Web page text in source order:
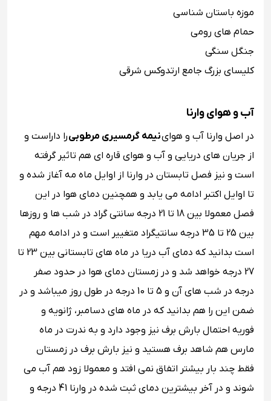
موزه باستان شناسی
حمام‌ های رومی
جنگل سنگی
کلیسای بزرگ جامع ارتدوکس شرقی
آب‌ و‌ هوای وارنا
در اصل وارنا آب و هواینیمه‌ گرمسیری مرطوبیرا داراست و
از جریان‌ های دریایی و آب و هوای قاره‌ ای هم تاثیر گرفته
است و نیز فصل تابستان در وارنا از اوایل ماه مه آغاز شده و
تا اوایل اکتبر ادامه می یابد و همچنین دمای هوا در این
فصل معمولا بین 18 تا 21 درجه‌ سانتی‌ گراد در شب ها و روزها
بین 25 تا 35 درجه سانتیگراد متغییر است و در ادامه مهم
است بدانید که دمای آب دریا در ماه‌ های تابستانی بین 23 تا
27 درجه خواهد شد و در زمستان دمای هوا در حدود صفر
درجه در شب ‌های آن و 5 تا 10 درجه در طول روز میباشد و در
ضمن این را هم بدانید که در ماه‌ های دسامبر، ژانویه و
فوریه احتمال بارش برف نیز وجود دارد و به ندرت در ماه
مارس هم شاهد برف هستید و نیز بارش برف در زمستان
فقط چند بار بیشتر اتفاق نمی ‌افتد و معمولا زود هم آب می
‌شوند و در آخر بیشترین دمای ثبت شده در وارنا 41 درجه و